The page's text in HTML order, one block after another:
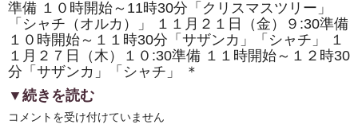
準備 １０時開始～11時30分「クリスマスツリー」
「シャチ（オルカ）」 １１月２１日（金）９:30準備
１０時開始～１１時30分「サザンカ」「シャチ」 １
１月２７日（木）１０:30準備 １１時開始～１２時30
分「サザンカ」「シャチ」 ＊
▼続きを読む
11
コメントを受け付けていません